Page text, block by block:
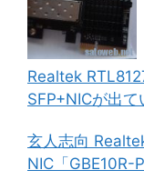
Realtek
SFP+NICが出て
玄人志向
NIC「GBE10R-